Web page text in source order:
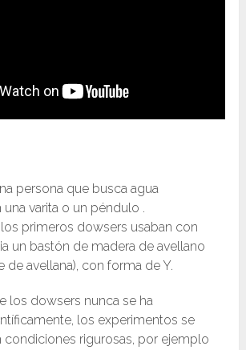
persona que busca agua
varita o un péndulo .
primeros dowsers usaban con
un bastón de madera de avellano
de avellana), con forma de Y.
los dowsers nunca se ha
los experimentos se
condiciones rigurosas, por ejemplo